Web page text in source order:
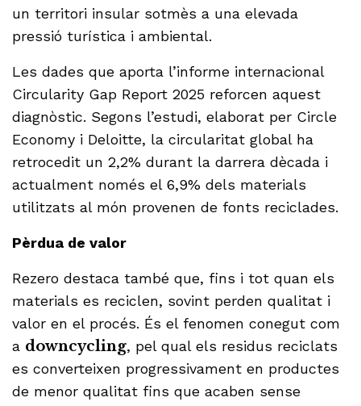
un territori insular sotmès a una elevada
pressió turística i ambiental.
Les dades que aporta l’informe internacional
Circularity Gap Report 2025 reforcen aquest
diagnòstic. Segons l’estudi, elaborat per Circle
Economy i Deloitte, la circularitat global ha
retrocedit un 2,2% durant la darrera dècada i
actualment només el 6,9% dels materials
utilitzats al món provenen de fonts reciclades.
Pèrdua de valor
Rezero destaca també que, fins i tot quan els
materials es reciclen, sovint perden qualitat i
valor en el procés. És el fenomen conegut com
a downcycling, pel qual els residus reciclats
es converteixen progressivament en productes
de menor qualitat fins que acaben sense